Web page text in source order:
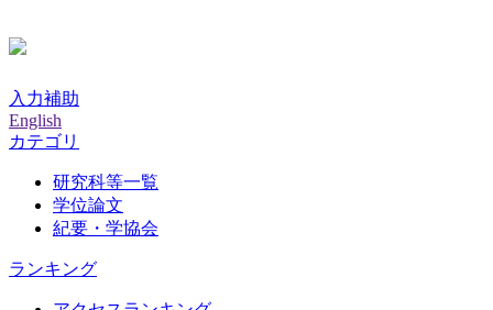
入力補助
English
カテゴリ
研究科等一覧
学位論文
紀要・学協会
ランキング